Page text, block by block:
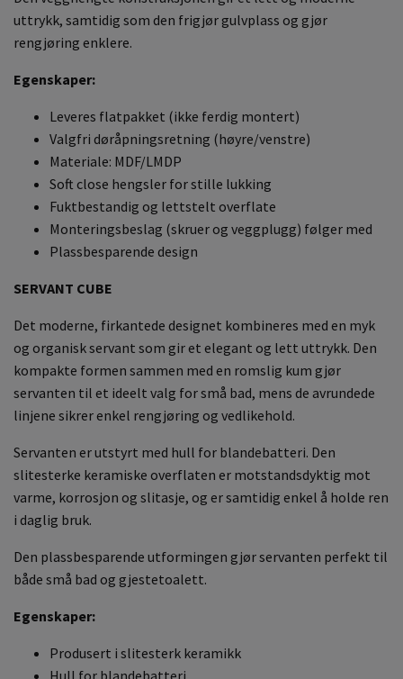
uttrykk, samtidig som den frigjør gulvplass og gjør
rengjøring enklere.
Egenskaper:
Leveres flatpakket (ikke ferdig montert)
Valgfri døråpningsretning (høyre/venstre)
Materiale: MDF/LMDP
Soft close hengsler for stille lukking
Fuktbestandig og lettstelt overflate
Monteringsbeslag (skruer og veggplugg) følger med
Plassbesparende design
SERVANT CUBE
Det moderne, firkantede designet kombineres med en myk
og organisk servant som gir et elegant og lett uttrykk. Den
kompakte formen sammen med en romslig kum gjør
servanten til et ideelt valg for små bad, mens de avrundede
linjene sikrer enkel rengjøring og vedlikehold.
Servanten er utstyrt med hull for blandebatteri. Den
slitesterke keramiske overflaten er motstandsdyktig mot
varme, korrosjon og slitasje, og er samtidig enkel å holde ren
i daglig bruk.
Den plassbesparende utformingen gjør servanten perfekt til
både små bad og gjestetoalett.
Egenskaper:
Produsert i slitesterk keramikk
Hull for blandebatteri